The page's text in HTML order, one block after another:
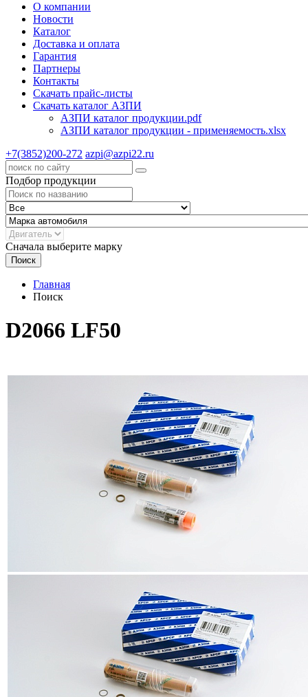
О компании
Новости
Каталог
Доставка и оплата
Гарантия
Партнеры
Контакты
Скачать прайс-листы
Скачать каталог АЗПИ
АЗПИ каталог продукции.pdf
АЗПИ каталог продукции - применяемость.xlsx
+7(3852)200-272 azpi@azpi22.ru
Подбор продукции
Сначала выберите марку
Поиск
Главная
Поиск
D2066 LF50